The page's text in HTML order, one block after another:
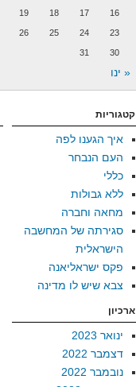
16
17
18
19
23
24
25
26
30
31
« ינו
קטגוריות
איך הגענו לפה
העם הנבחר
כללי
ללא גבולות
מחאה וחברה
סגירתה של המחשבה
הישראלית
פקס ישראליאנה
צבא שיש לו מדינה
ארכיון
ינואר 2023
דצמבר 2022
נובמבר 2022